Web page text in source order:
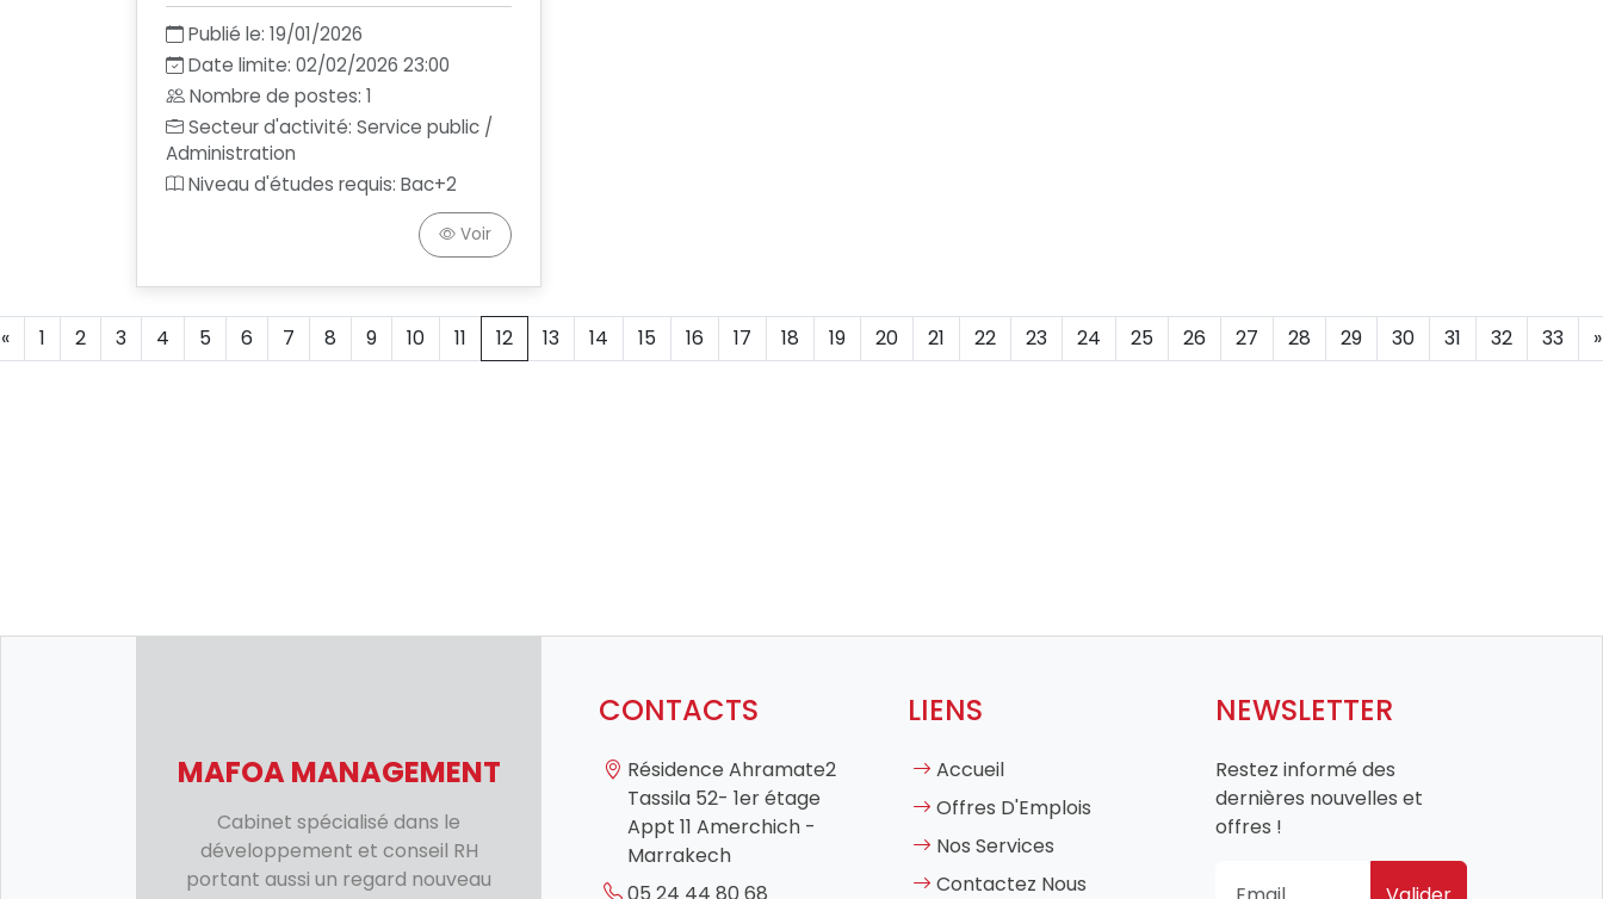
Publié le: 19/01/2026
Date limite: 02/02/2026 23:00
Nombre de postes: 1
Secteur d'activité: Service public /
Administration
Niveau d'études requis: Bac+2
Voir
« 1 2 3 4 5 6 7 8 9 10 11 12 13 14 15 16 17 18 19 20 21 22 23 24 25 26 27 28 29 30 31 32 33 »
MAFOA MANAGEMENT
Cabinet spécialisé dans le
développement et conseil RH
portant aussi un regard nouveau
CONTACTS
Résidence Ahramate2
Tassila 52- 1er étage
Appt 11 Amerchich -
Marrakech
LIENS
Accueil
Offres D'Emplois
Nos Services
Contactez Nous
NEWSLETTER
Restez informé des
dernières nouvelles et
offres !